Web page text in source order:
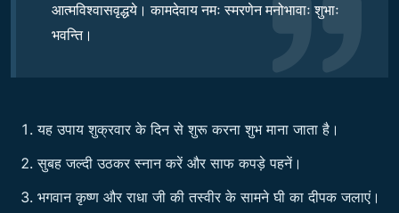
आत्मविश्वासवृद्धये। कामदेवाय नमः स्मरणेन मनोभावाः शुभाः
भवन्ति।
यह उपाय शुक्रवार के दिन से शुरू करना शुभ माना जाता है।
सुबह जल्दी उठकर स्नान करें और साफ कपड़े पहनें।
भगवान कृष्ण और राधा जी की तस्वीर के सामने घी का दीपक जलाएं।